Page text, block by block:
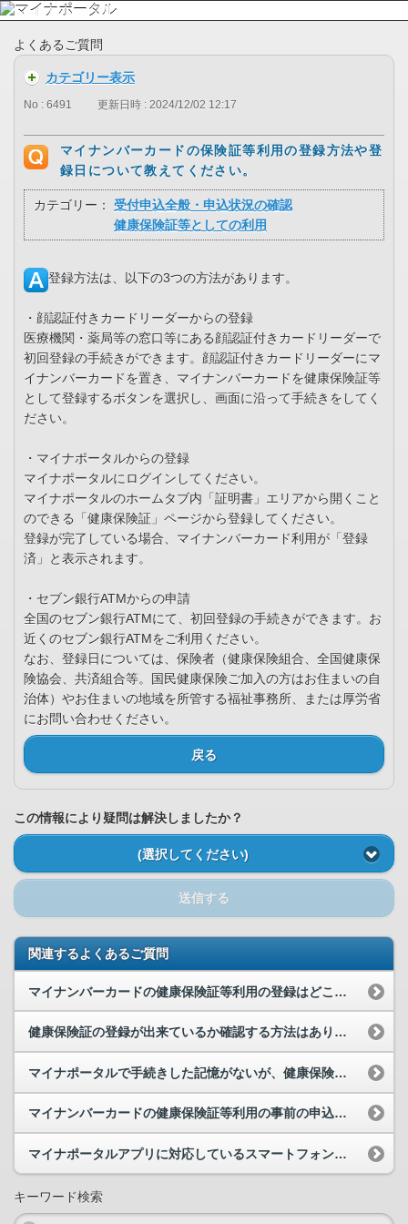
よくあるご質問
カテゴリー表示
No : 6491 更新日時 : 2024/12/02 12:17
マイナンバーカードの保険証等利用の登録方法や登
録日について教えてください。
カテゴリー：
受付申込全般・申込状況の確認
健康保険証等としての利用
登録方法は、以下の3つの方法があります。
・顔認証付きカードリーダーからの登録
医療機関・薬局等の窓口等にある顔認証付きカードリーダーで
初回登録の手続きができます。顔認証付きカードリーダーにマ
イナンバーカードを置き、マイナンバーカードを健康保険証等
として登録するボタンを選択し、画面に沿って手続きをしてく
ださい。
・マイナポータルからの登録
マイナポータルにログインしてください。
マイナポータルのホームタブ内「証明書」エリアから開くこと
のできる「健康保険証」ページから登録してください。
登録が完了している場合、マイナンバーカード利用が「登録
済」と表示されます。
・セブン銀行ATMからの申請
全国のセブン銀行ATMにて、初回登録の手続きができます。お
近くのセブン銀行ATMをご利用ください。
なお、登録日については、保険者（健康保険組合、全国健康保
険協会、共済組合等。国民健康保険ご加入の方はお住まいの自
治体）やお住まいの地域を所管する福祉事務所、または厚労省
にお問い合わせください。
戻る
この情報により疑問は解決しましたか？
(選択してください)
送信する
関連するよくあるご質問
マイナンバーカードの健康保険証等利用の登録はどこから行えますか。
健康保険証の登録が出来ているか確認する方法はありますか。
マイナポータルで手続きした記憶がないが、健康保険証等利用登録がされていました。なぜでしょうか。
マイナンバーカードの健康保険証等利用の事前の申込みをするためのパソコンやスマートフォンを持って...
マイナポータルアプリに対応しているスマートフォン等を教えてください。
キーワード検索